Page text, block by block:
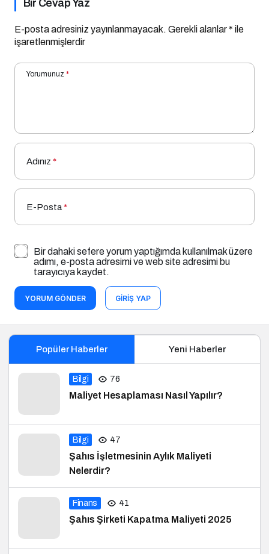
Bir Cevap Yaz
E-posta adresiniz yayınlanmayacak. Gerekli alanlar* ile
işaretlenmişlerdir
Yorumunuz *
Adınız *
E-Posta*
Bir dahaki sefere yorum yaptığımda kullanılmak üzere
adımı, e-posta adresimi ve web site adresimi bu
tarayıcıya kaydet.
YORUM GÖNDER GIRIŞ YAP
Popüler Haberler Yeni Haberler
Bilgi 76
Maliyet Hesaplaması Nasıl Yapılır?
Bilgi 47
Şahıs İşletmesinin Aylık Maliyeti
Nelerdir?
Finans 41
Şahıs Şirketi Kapatma Maliyeti 2025